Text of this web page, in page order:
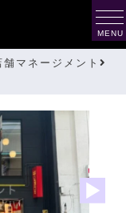
マネージメント
t
o
g
g
MENU